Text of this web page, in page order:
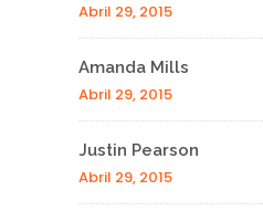
Abril 29, 2015
Amanda Mills
Abril 29, 2015
Justin Pearson
Abril 29, 2015